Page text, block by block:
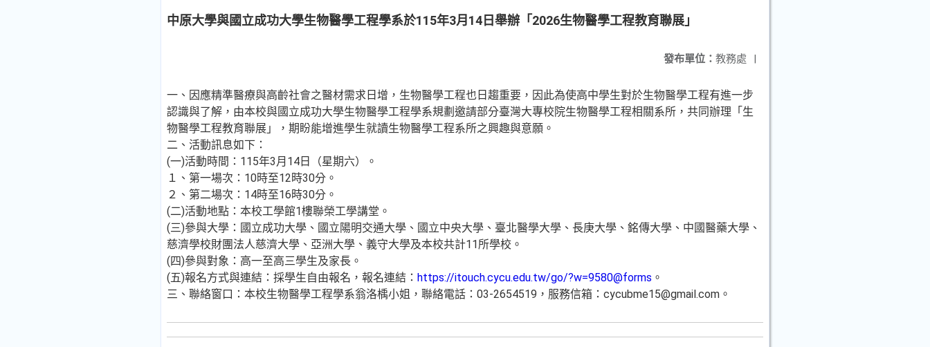
中原大學與國立成功大學生物醫學工程學系於115年3月14日舉辦「2026生物醫學工程教育聯展」
發布單位： 教務處 |
一、因應精準醫療與高齡社會之醫材需求日增，生物醫學工程也日趨重要，因此為使高中學生對於生物醫學工程有進一步
認識與了解，由本校與國立成功大學生物醫學工程學系規劃邀請部分臺灣大專校院生物醫學工程相關系所，共同辦理「生
物醫學工程教育聯展」，期盼能增進學生就讀生物醫學工程系所之興趣與意願。
二、活動訊息如下：
(一)活動時間：115年3月14日（星期六）。
１、第一場次：10時至12時30分。
２、第二場次：14時至16時30分。
(二)活動地點：本校工學館1樓聯榮工學講堂。
(三)參與大學：國立成功大學、國立陽明交通大學、國立中央大學、臺北醫學大學、長庚大學、銘傳大學、中國醫藥大學、
慈濟學校財團法人慈濟大學、亞洲大學、義守大學及本校共計11所學校。
(四)參與對象：高一至高三學生及家長。
(五)報名方式與連結：採學生自由報名，報名連結： https://itouch.cycu.edu.tw/go/?w=9580@forms 。
三、聯絡窗口：本校生物醫學工程學系翁洛楀小姐，聯絡電話：03-2654519，服務信箱：cycubme15@gmail.com。